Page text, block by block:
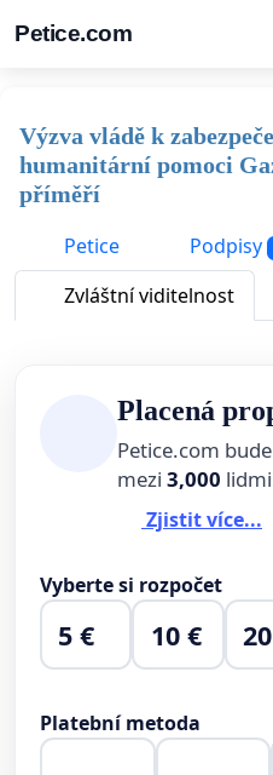
Petice.com
Výzva vládě k
humanitární pomoci
příměří
Petice
Podpisy
Zvláštní viditelnost
Placená
Petice.com
mezi 3,000
Zjistit více...
Vyberte si rozpočet
5 € 10 €
Platební metoda